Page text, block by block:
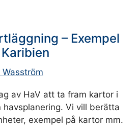
– Exempel
Wasström
av HaV att ta fram kartor i
havsplanering. Vi vill berätta
exempel på kartor mm.